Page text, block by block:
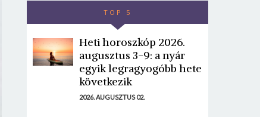
TOP 5
Heti horoszkóp 2026.
augusztus 3-9: a nyár
egyik legragyogóbb hete
következik
2026. AUGUSZTUS 02.